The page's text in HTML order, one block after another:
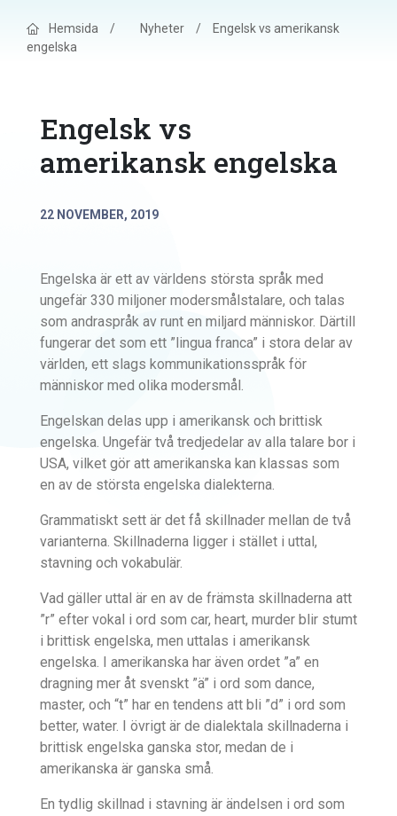
Hemsida / Nyheter /
Engelsk vs amerikansk
engelska
Engelsk vs
amerikansk engelska
22 NOVEMBER, 2019
Engelska är ett av världens största språk med
ungefär 330 miljoner modersmålstalare, och talas
som andraspråk av runt en miljard människor. Därtill
fungerar det som ett ”lingua franca” i stora delar av
världen, ett slags kommunikationsspråk för
människor med olika modersmål.
Engelskan delas upp i amerikansk och brittisk
engelska. Ungefär två tredjedelar av alla talare bor i
USA, vilket gör att amerikanska kan klassas som
en av de största engelska dialekterna.
Grammatiskt sett är det få skillnader mellan de två
varianterna. Skillnaderna ligger i stället i uttal,
stavning och vokabulär.
Vad gäller uttal är en av de främsta skillnaderna att
”r” efter vokal i ord som car, heart, murder blir stumt
i brittisk engelska, men uttalas i amerikansk
engelska. I amerikanska har även ordet ”a” en
dragning mer åt svenskt ”ä” i ord som dance,
master, och “t” har en tendens att bli ”d” i ord som
better, water. I övrigt är de dialektala skillnaderna i
brittisk engelska ganska stor, medan de i
amerikanska är ganska små.
En tydlig skillnad i stavning är ändelsen i ord som